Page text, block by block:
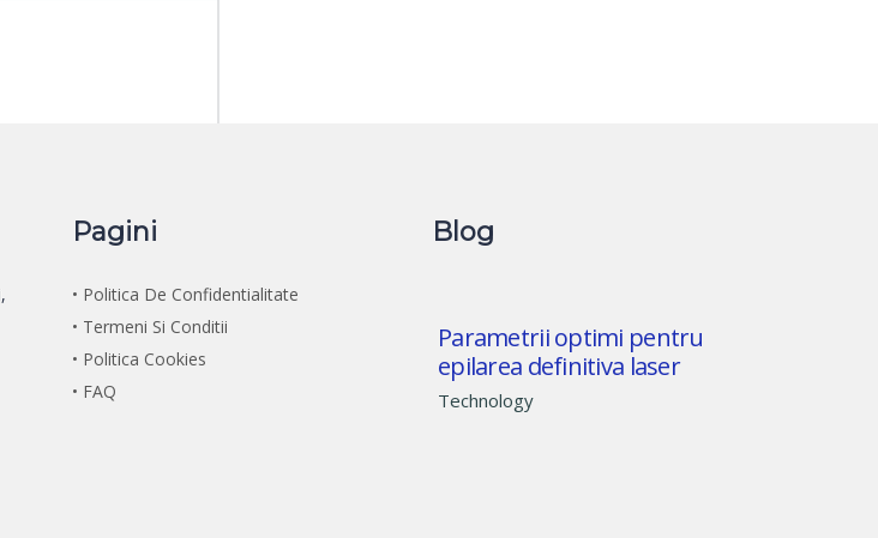
Pagini
• Politica De Confidentialitate
• Termeni Si Conditii
• Politica Cookies
• FAQ
Blog
Parametrii optimi pentru
epilarea definitiva laser
Technology